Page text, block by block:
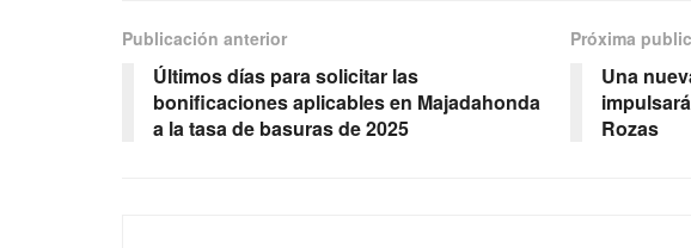
Publicación anterior
Últimos días para solicitar las
bonificaciones aplicables en Majadahonda
a la tasa de basuras de 2025
Próxima
Una
Rozas